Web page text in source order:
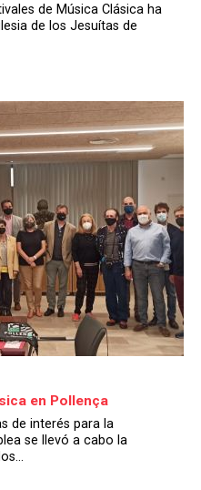
de Música Clásica ha
de los Jesuítas de
en Pollença
de interés para la
se llevó a cabo la